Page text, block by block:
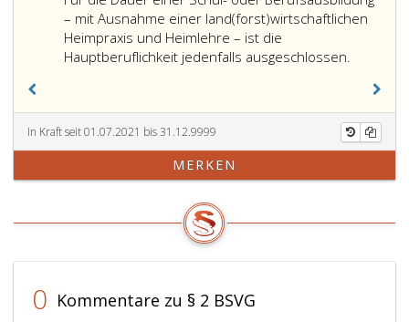
Finanzamt
Österreich
ein
Einheitswert
den
Paragraphen
festgestellt
zwar
der
hiefür;
eins,
pflichtversichert.
bis
handelt,
diesen
in
der
Personen
denen
– mit Ausnahme einer land(forst)wirtschaftlichen
Heimpraxis und Heimlehre – ist die
Hauptberuflichkeit jedenfalls ausgeschlossen.
In Kraft seit 01.07.2021 bis 31.12.9999
MERKEN
0 Kommentare zu § 2 BSVG